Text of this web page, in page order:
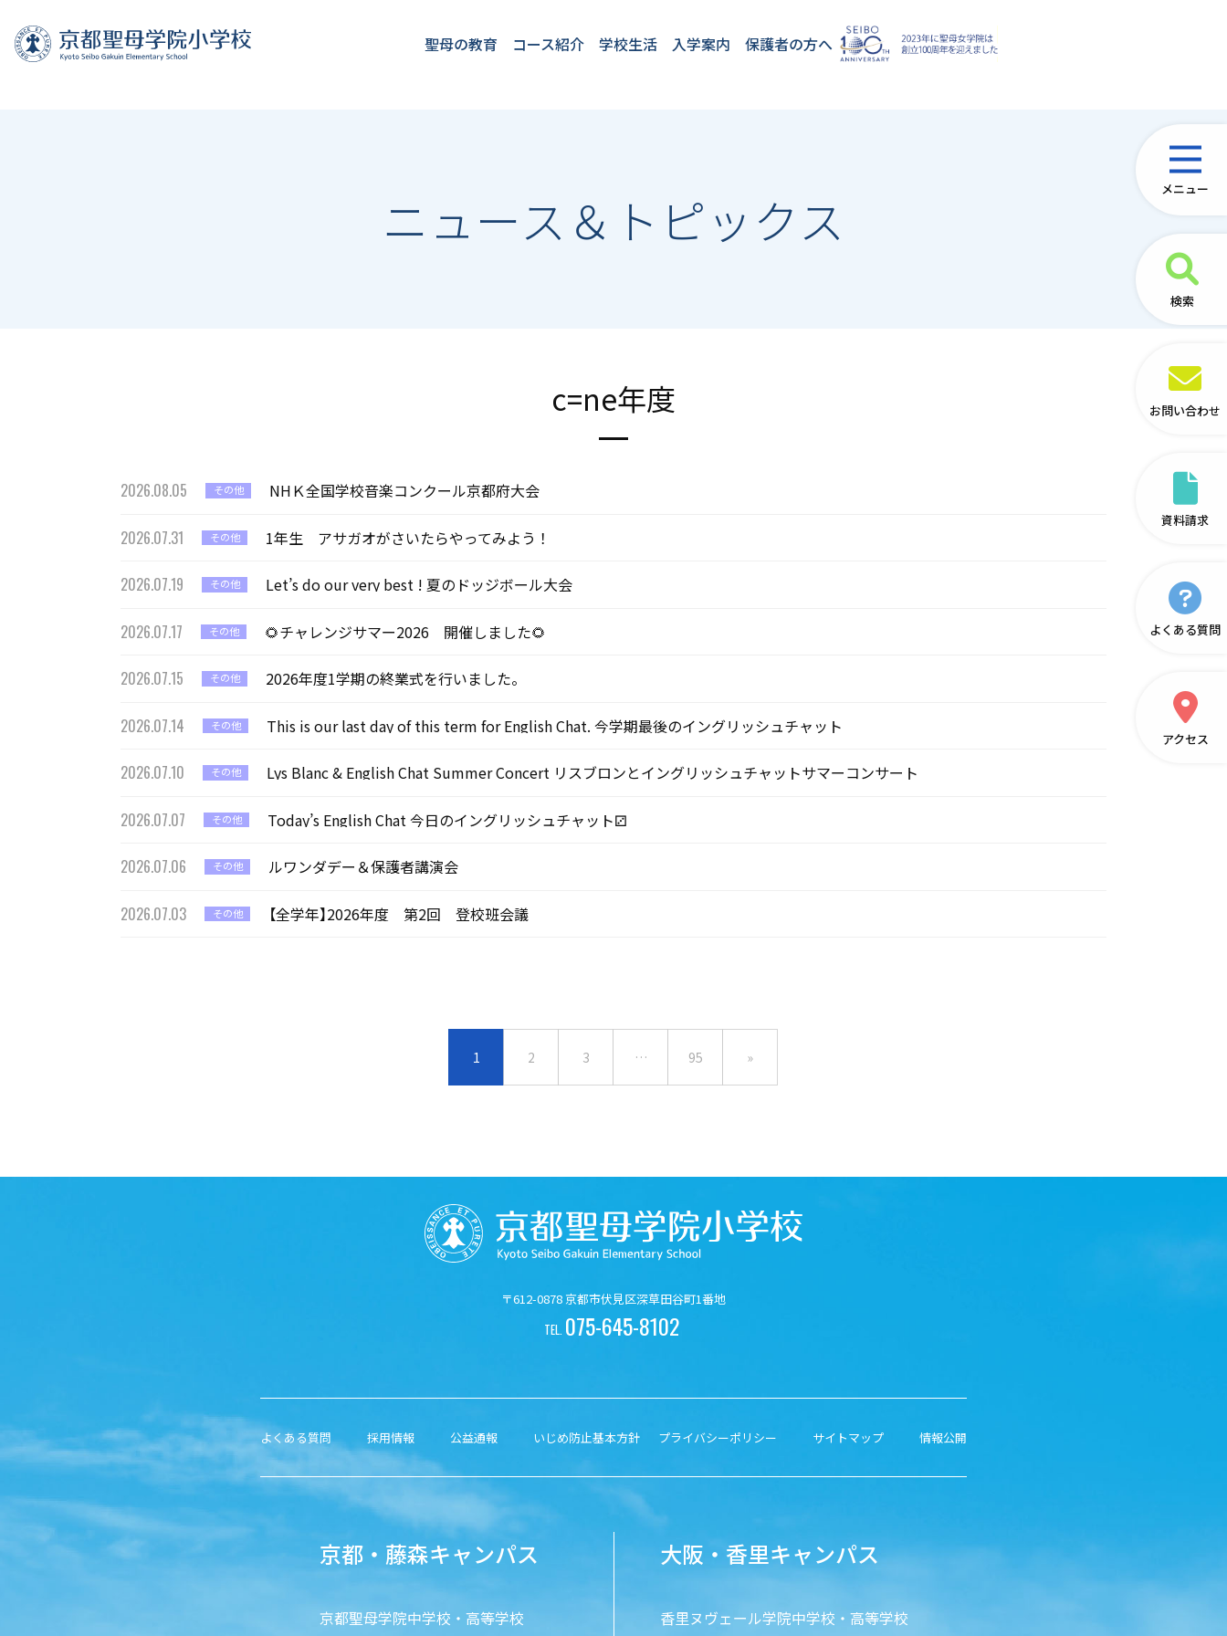
聖母の教育 コース紹介 学校生活 入学案内 保護者の方へ
メニュー
検索
お問い合わせ
資料請求
よくある質問
アクセス
ニュース＆トピックス
c=ne年度
2026.08.05 その他 NHＫ全国学校音楽コンクール京都府大会
2026.07.31 その他 1年生 アサガオがさいたらやってみよう！
2026.07.19 その他 Let’s do our very best ! 夏のドッジボール大会
2026.07.17 その他 🌻チャレンジサマー2026 開催しました🌻
2026.07.15 その他 2026年度1学期の終業式を行いました。
2026.07.14 その他 This is our last day of this term for English Chat. 今学期最後のイングリッシュチャット
2026.07.10 その他 Lys Blanc & English Chat Summer Concert リスブロンとイングリッシュチャットサマーコンサート
2026.07.07 その他 Today’s English Chat 今日のイングリッシュチャット⚂
2026.07.06 その他 ルワンダデー＆保護者講演会
2026.07.03 その他 【全学年】2026年度 第2回 登校班会議
1 2 3 … 95 »
〒612-0878 京都市伏見区深草田谷町1番地
TEL. 075-645-8102
よくある質問 採用情報 公益通報 いじめ防止基本方針 プライバシーポリシー サイトマップ 情報公開
京都・藤森キャンパス
京都聖母学院中学校・高等学校
大阪・香里キャンパス
香里ヌヴェール学院中学校・高等学校